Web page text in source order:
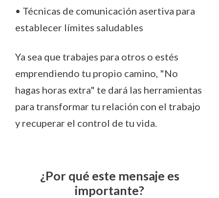
• Técnicas de comunicación asertiva para
establecer límites saludables
Ya sea que trabajes para otros o estés
emprendiendo tu propio camino, "No
hagas horas extra" te dará las herramientas
para transformar tu relación con el trabajo
y recuperar el control de tu vida.
¿Por qué este mensaje es
importante?